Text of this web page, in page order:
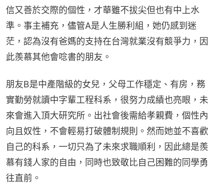
信又善於交際的個性，才華雖不拔尖但也有中上水
準。事主補充，儘管A是人生勝利組，她仍感到迷
茫，認為沒有爸媽的支持在台灣就業沒有競爭力，因
此羨慕其他會唸書的朋友。
朋友B是中產階級的女兒，父母工作穩定、有房，務
實勤勞就讀中字輩工程科系，很努力成績也亮眼，未
來會進入頂大研究所。出社會後需給孝親費，個性內
向且奴性，不會輕易打破體制規則。然而她並不喜歡
自己的科系，一切只為了未來求職順利，因此總是羨
慕有錢人家的自由，同時也致敬比自己困難的同學勇
往直前。